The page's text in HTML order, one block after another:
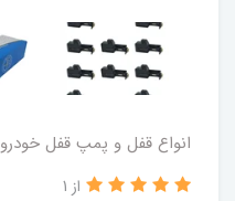
انواع قفل و پمپ قفل خودرو
از 1